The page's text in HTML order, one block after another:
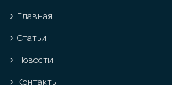
Главная
Статьи
Новости
Контакты